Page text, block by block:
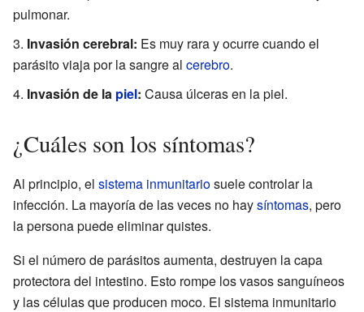
pulmonar.
Invasión cerebral: Es muy rara y ocurre cuando el
parásito viaja por la sangre al cerebro.
Invasión de la piel: Causa úlceras en la piel.
¿Cuáles son los síntomas?
Al principio, el sistema inmunitariosuele controlar la
infección. La mayoría de las veces no haysíntomas, pero
la persona puede eliminar quistes.
Si el número de parásitos aumenta, destruyen la capa
protectora del intestino. Esto rompe los vasos sanguíneos
y las células que producen moco. El sistema inmunitario